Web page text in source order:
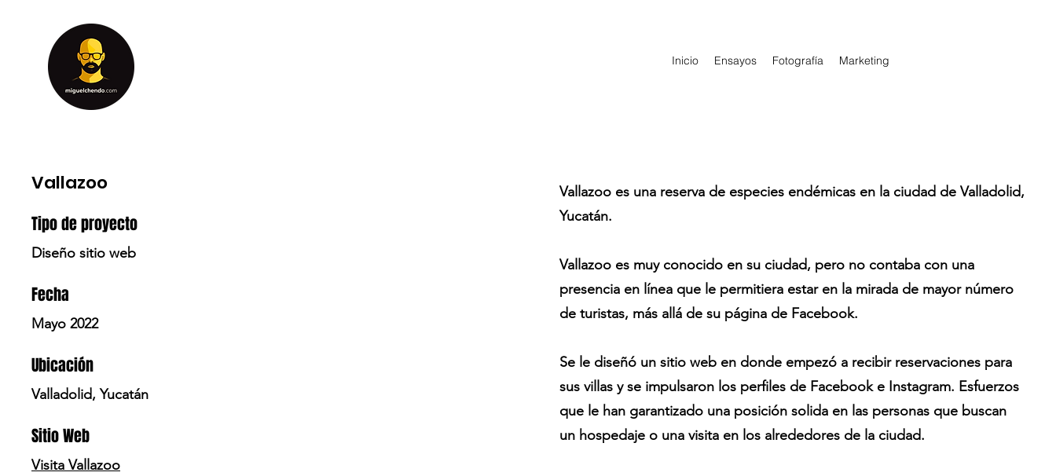
Inicio Ensayos Fotografía Marketing
Vallazoo
Tipo de proyecto
Diseño sitio web
Fecha
Mayo 2022
Ubicación
Valladolid, Yucatán
Sitio Web
Visita Vallazoo
Vallazoo es una reserva de especies endémicas en la ciudad de Valladolid,
Yucatán.
Vallazoo es muy conocido en su ciudad, pero no contaba con una
presencia en línea que le permitiera estar en la mirada de mayor número
de turistas, más allá de su página de Facebook.
Se le diseñó un sitio web en donde empezó a recibir reservaciones para
sus villas y se impulsaron los perfiles de Facebook e Instagram. Esfuerzos
que le han garantizado una posición solida en las personas que buscan
un hospedaje o una visita en los alrededores de la ciudad.